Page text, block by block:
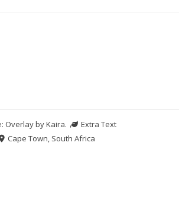
Overlay byKaira.
Extra Text
Cape Town, South Africa